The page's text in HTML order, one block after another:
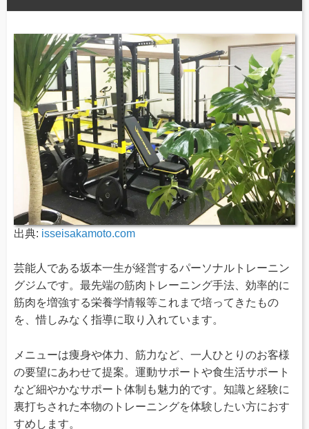
出典: isseisakamoto.com
芸能人である坂本一生が経営するパーソナルトレーニン
グジムです。最先端の筋肉トレーニング手法、効率的に
筋肉を増強する栄養学情報等これまで培ってきたもの
を、惜しみなく指導に取り入れています。
メニューは痩身や体力、筋力など、一人ひとりのお客様
の要望にあわせて提案。運動サポートや食生活サポート
など細やかなサポート体制も魅力的です。知識と経験に
裏打ちされた本物のトレーニングを体験したい方におす
すめします。